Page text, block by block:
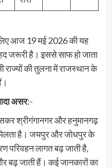
आज 19 मई 2026 की यह
जरूरी है। इससे साफ हो जाता
की तुलना में राजस्थान के
असर:-
श्रीगंगानगर और हनुमानगढ़
है। जयपुर और जोधपुर के
परिवहन लागत बढ़ जाती है,
बढ़ जाती हैं। कई जानकारों का